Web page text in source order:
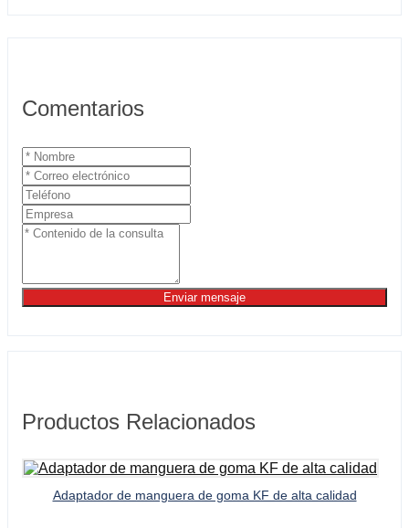
Comentarios
Enviar mensaje
Productos Relacionados
Adaptador de manguera de goma KF de alta calidad